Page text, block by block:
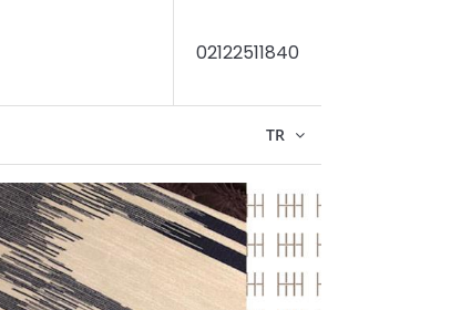
02122511840
TR